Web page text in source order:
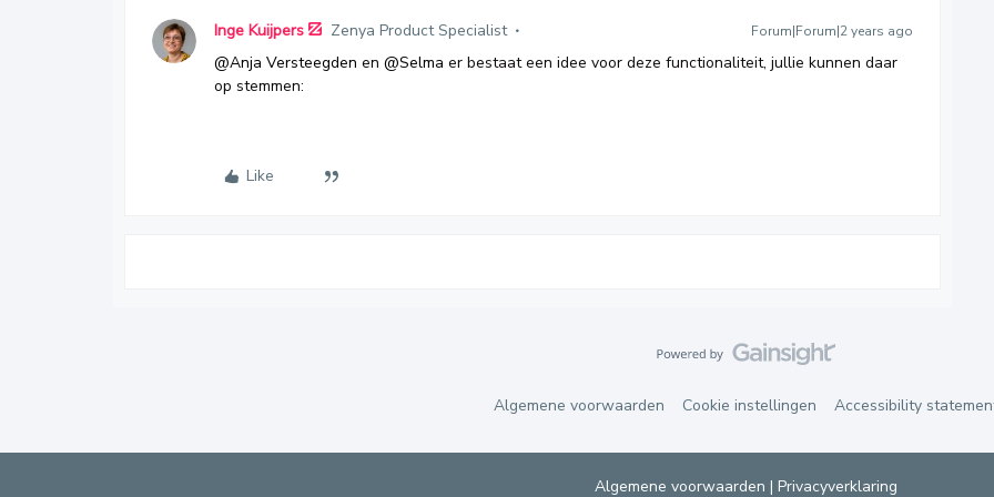
Inge Kuijpers Zenya Product Specialist Forum|Forum|2 years ago
@Anja Versteegden en @Selma er bestaat een idee voor deze functionaliteit, jullie kunnen daar
op stemmen:
Like
Algemene voorwaarden Cookie instellingen Accessibility
Algemene voorwaarden | Privacyverklaring